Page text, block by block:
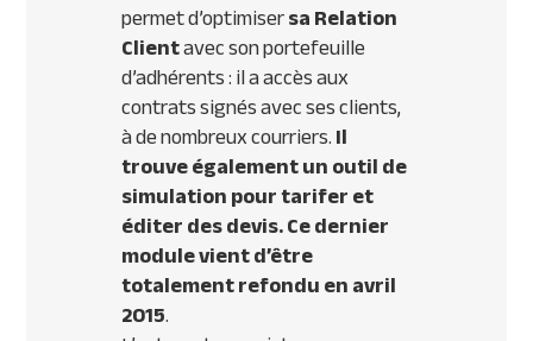
permet d’optimisersa Relation
Clientavec son portefeuille
d’adhérents : il a accès aux
contrats signés avec ses clients,
à de nombreux courriers.Il
trouve également un outil de
simulation pour tarifer et
éditer des devis. Ce dernier
module vient d’être
totalement refondu en avril
2015.